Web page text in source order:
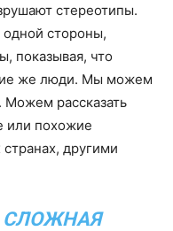
стереотипы.
одной стороны,
показывая, что
же люди. Мы можем
Можем рассказать
или похожие
другими
СЛОЖНАЯ